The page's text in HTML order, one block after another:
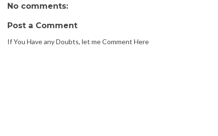
No comments:
Post a Comment
If You Have any Doubts, let me Comment Here